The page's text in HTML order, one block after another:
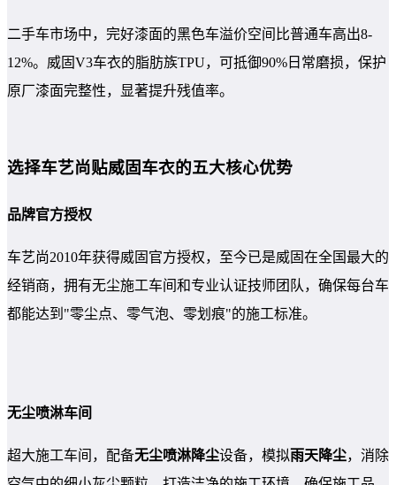
二手车市场中，完好漆面的黑色车溢价空间比普通车高出8-
12%。威固V3车衣的脂肪族TPU，可抵御90%日常磨损，保护
原厂漆面完整性，显著提升残值率。
选择车艺尚贴威固车衣的五大核心优势
品牌官方授权
车艺尚2010年获得威固官方授权，至今已是威固在全国最大的
经销商，拥有无尘施工车间和专业认证技师团队，确保每台车
都能达到"零尘点、零气泡、零划痕"的施工标准。
无尘喷淋车间
超大施工车间，配备无尘喷淋降尘设备，模拟雨天降尘，消除